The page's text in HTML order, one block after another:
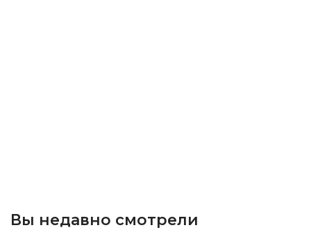
Вы недавно смотрели